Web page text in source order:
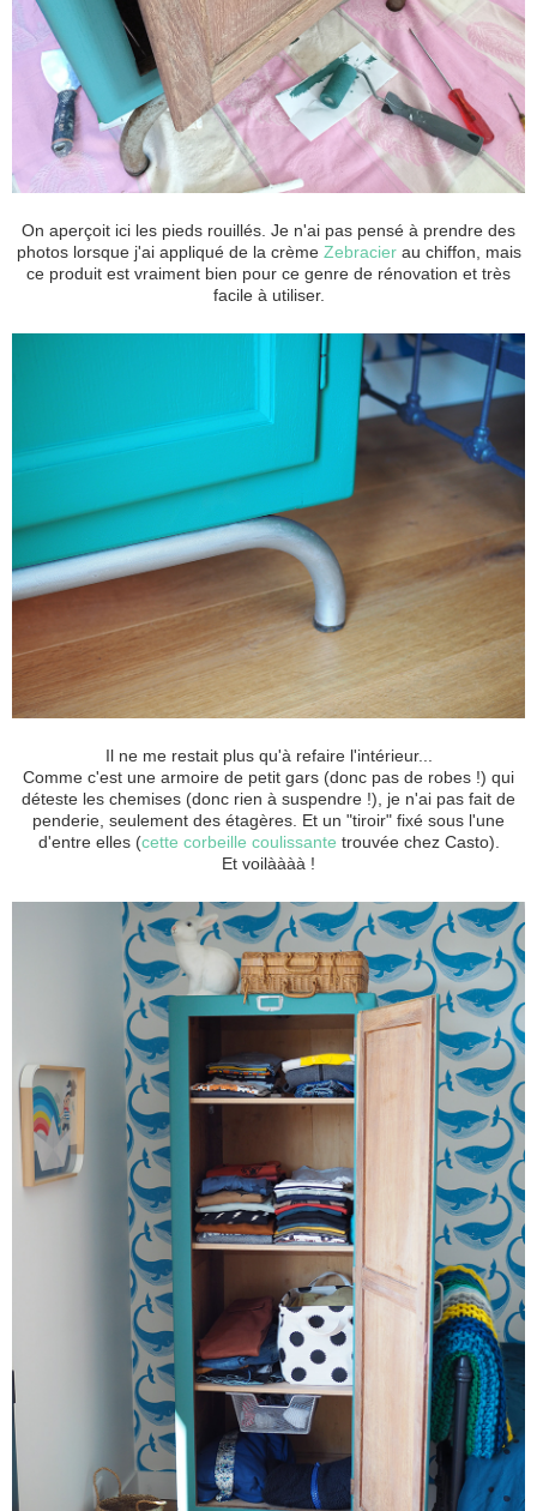
On aperçoit ici les pieds rouillés. Je n'ai pas pensé à prendre des
photos lorsque j'ai appliqué de la crème Zebracierau chiffon, mais
ce produit est vraiment bien pour ce genre de rénovation et très
facile à utiliser.
Il ne me restait plus qu'à refaire l'intérieur...
Comme c'est une armoire de petit gars (donc pas de robes !) qui
déteste les chemises (donc rien à suspendre !), je n'ai pas fait de
penderie, seulement des étagères. Et un "tiroir" fixé sous l'une
d'entre elles (cette corbeille coulissante trouvée chez Casto).
Et voilàààà !